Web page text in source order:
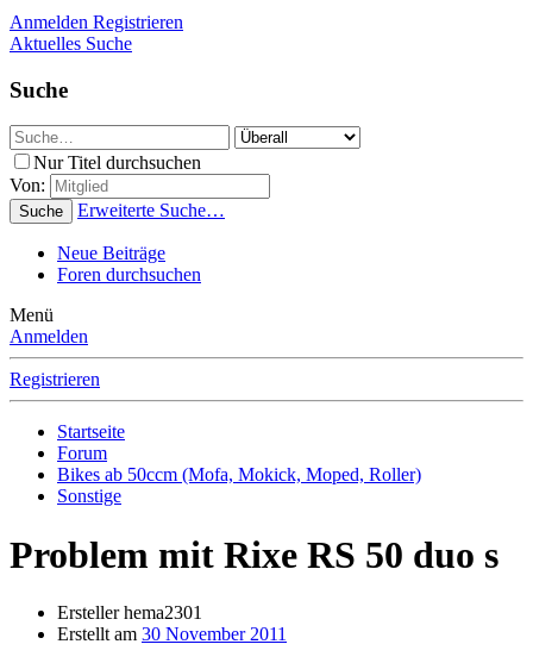
Anmelden Registrieren
Aktuelles Suche
Suche
Nur Titel durchsuchen
Von:
Suche Erweiterte Suche…
Neue Beiträge
Foren durchsuchen
Menü
Anmelden
Registrieren
Startseite
Forum
Bikes ab 50ccm (Mofa, Mokick, Moped, Roller)
Sonstige
Problem mit Rixe RS 50 duo s
Erstellerhema2301
Erstellt am 30 November 2011